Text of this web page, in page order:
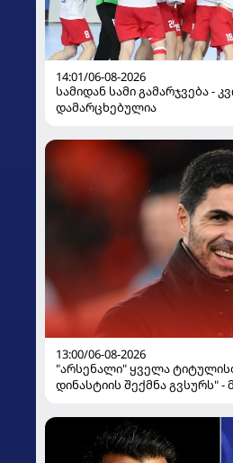
14:01/06-08-2026
სამიდან სამი გამარჯვება -
დამარცხებულია
13:00/06-08-2026
"არსენალი" ყველა
დინასტიის შექმნა გვსურს"